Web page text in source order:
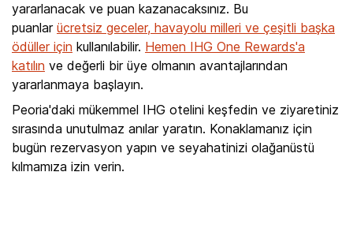
yararlanacak ve puan kazanacaksınız. Bu
puanlar ücretsiz geceler, havayolu milleri ve çeşitli başka
ödüller için kullanılabilir. Hemen IHG One Rewards'a
katılın ve değerli bir üye olmanın avantajlarından
yararlanmaya başlayın.
Peoria'daki mükemmel IHG otelini keşfedin ve ziyaretiniz
sırasında unutulmaz anılar yaratın. Konaklamanız için
bugün rezervasyon yapın ve seyahatinizi olağanüstü
kılmamıza izin verin.